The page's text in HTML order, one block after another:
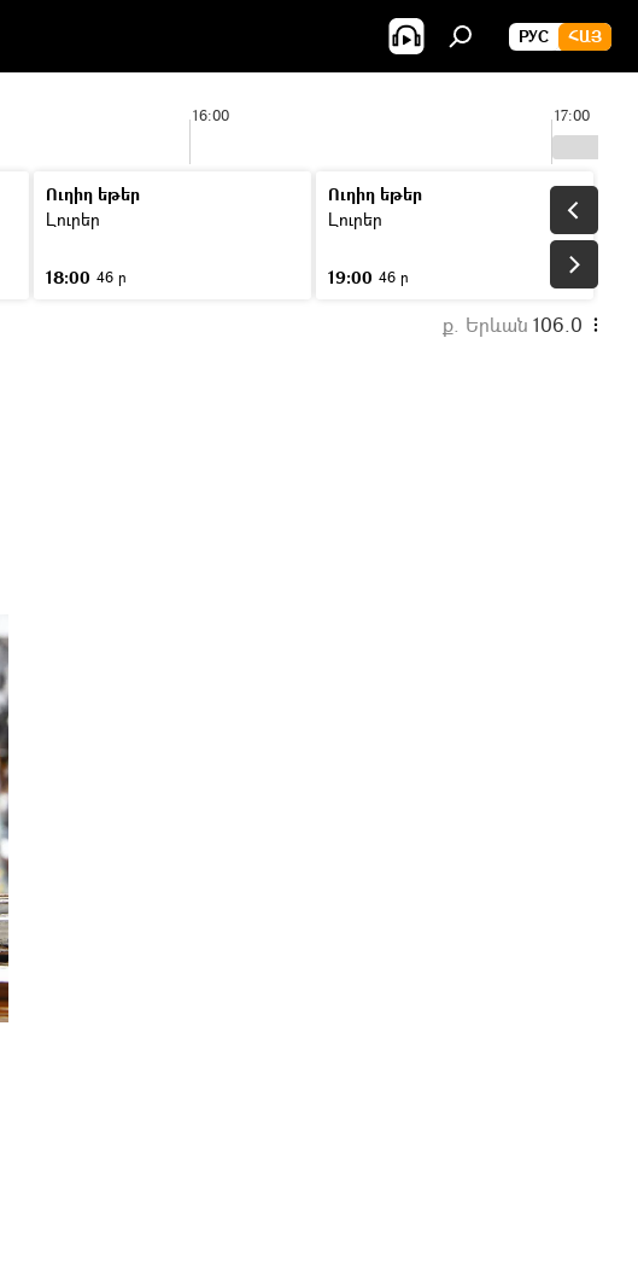
РУС ՀԱՅ
16:00 17:00
Ուղիղ եթեր
Լուրեր
18:00 46 ր
Ուղիղ եթեր
Լուրեր
19:00 46 ր
ք. Երևան 106.0